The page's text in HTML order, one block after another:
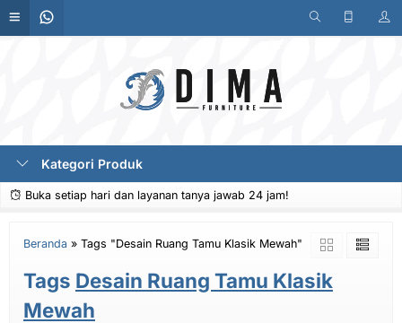
Kategori Produk
Buka setiap hari dan layanan tanya jawab 24 jam!
Beranda » Tags "Desain Ruang Tamu Klasik Mewah"
Tags Desain Ruang Tamu Klasik
Mewah